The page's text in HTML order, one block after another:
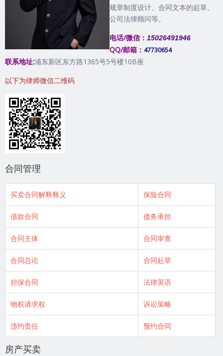
规章制度设计、合同文本的起草、
公司法律顾问等。
电话/微信： 15026491946
QQ/邮箱： 47730654
联系地址:浦东新区东方路1365号5号楼10B座
以下为律师微信二维码
合同管理
买卖合同解释释义 保险合同
借款合同 债务承担
合同主体 合同审查
合同总论 合同起草
担保合同 法律英语
物权请求权 诉讼策略
违约责任 预约合同
房产买卖